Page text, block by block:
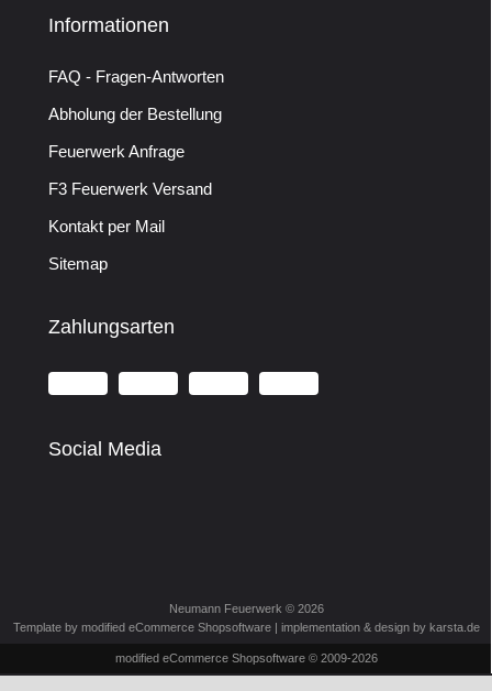
Informationen
FAQ - Fragen-Antworten
Abholung der Bestellung
Feuerwerk Anfrage
F3 Feuerwerk Versand
Kontakt per Mail
Sitemap
Zahlungsarten
Social Media
Neumann Feuerwerk © 2026
Template by modified eCommerce Shopsoftware | implementation & design by karsta.de
modified eCommerce Shopsoftware © 2009-2026